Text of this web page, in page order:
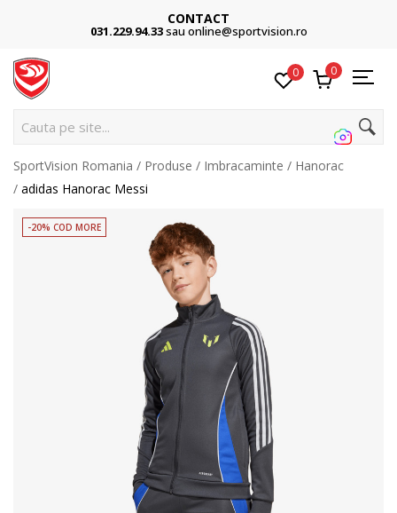
CONTACT
031.229.94.33sau online@sportvision.ro
0 0
C
SportVision Romania Produse Imbracaminte
Hanorac
adidas Hanorac Messi
-20% COD MORE